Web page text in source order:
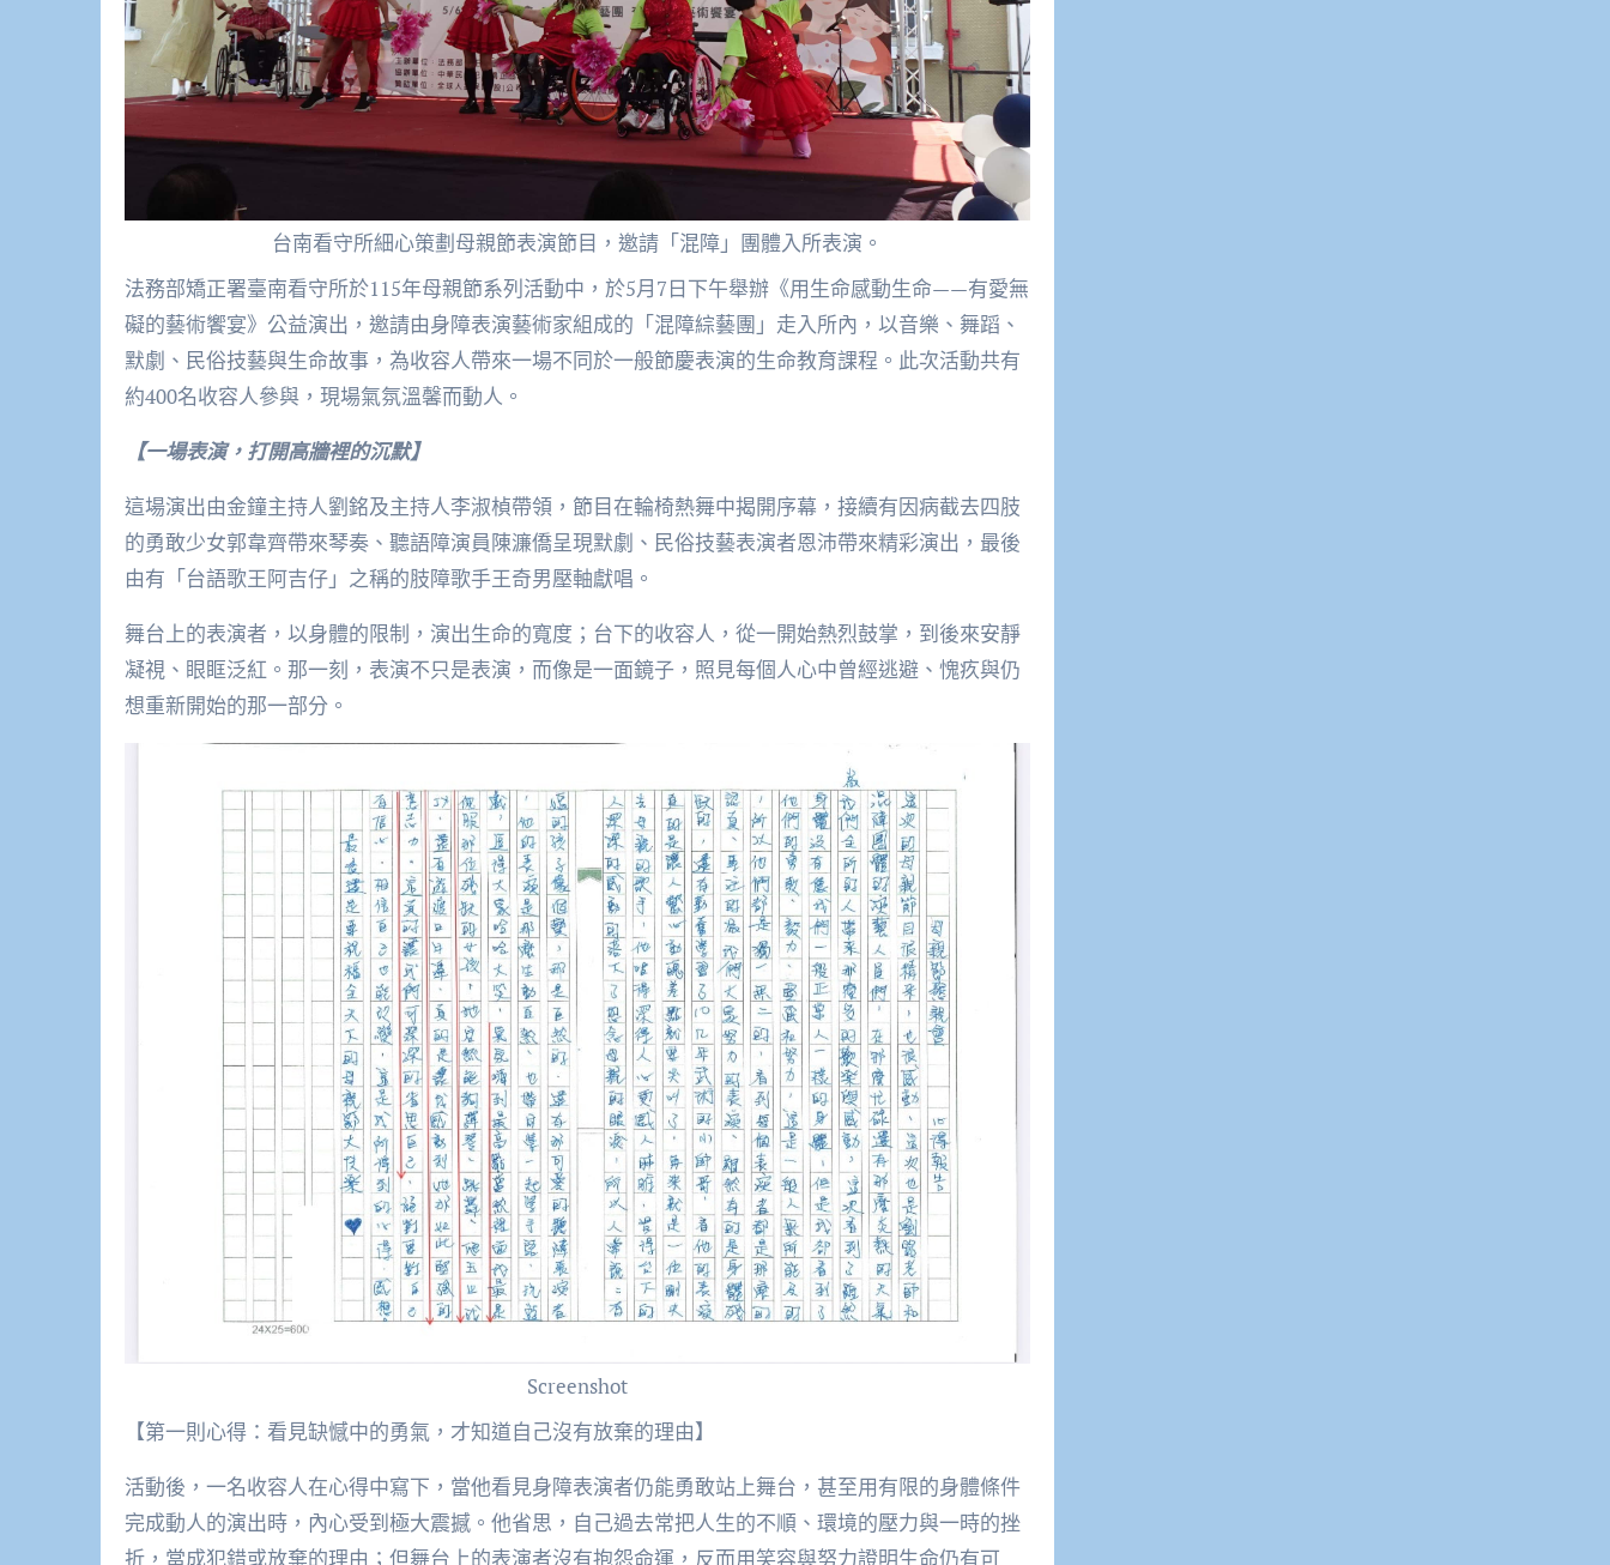
台南看守所細心策劃母親節表演節目，邀請「混障」團體入所表演。
法務部矯正署臺南看守所於115年母親節系列活動中，於5月7日下午舉辦《用生命感動生命——有愛無
礙的藝術饗宴》公益演出，邀請由身障表演藝術家組成的「混障綜藝團」走入所內，以音樂、舞蹈、
默劇、民俗技藝與生命故事，為收容人帶來一場不同於一般節慶表演的生命教育課程。此次活動共有
約400名收容人參與，現場氣氛溫馨而動人。
【一場表演，打開高牆裡的沉默】
這場演出由金鐘主持人劉銘及主持人李淑楨帶領，節目在輪椅熱舞中揭開序幕，接續有因病截去四肢
的勇敢少女郭韋齊帶來琴奏、聽語障演員陳濂僑呈現默劇、民俗技藝表演者恩沛帶來精彩演出，最後
由有「台語歌王阿吉仔」之稱的肢障歌手王奇男壓軸獻唱。
舞台上的表演者，以身體的限制，演出生命的寬度；台下的收容人，從一開始熱烈鼓掌，到後來安靜
凝視、眼眶泛紅。那一刻，表演不只是表演，而像是一面鏡子，照見每個人心中曾經逃避、愧疚與仍
想重新開始的那一部分。
Screenshot
【第一則心得：看見缺憾中的勇氣，才知道自己沒有放棄的理由】
活動後，一名收容人在心得中寫下，當他看見身障表演者仍能勇敢站上舞台，甚至用有限的身體條件
完成動人的演出時，內心受到極大震撼。他省思，自己過去常把人生的不順、環境的壓力與一時的挫
折，當成犯錯或放棄的理由；但舞台上的表演者沒有抱怨命運，反而用笑容與努力證明生命仍有可